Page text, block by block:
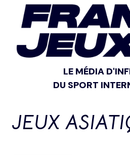
LE MÉDIA
DU SPORT
JEUX